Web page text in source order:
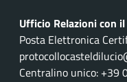
Ufficio Relazioni con
Posta Elettronica
Centralino unico: +39